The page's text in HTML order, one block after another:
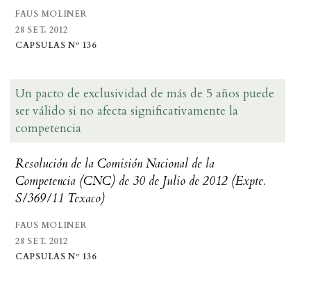
FAUS MOLINER
28 SET. 2012
CAPSULAS Nº 136
Un pacto de exclusividad de más de 5 años puede
ser válido si no afecta significativamente la
competencia
Resolución de la Comisión Nacional de la
Competencia (CNC) de 30 de Julio de 2012 (Expte.
S/369/11 Texaco)
FAUS MOLINER
28 SET. 2012
CAPSULAS Nº 136